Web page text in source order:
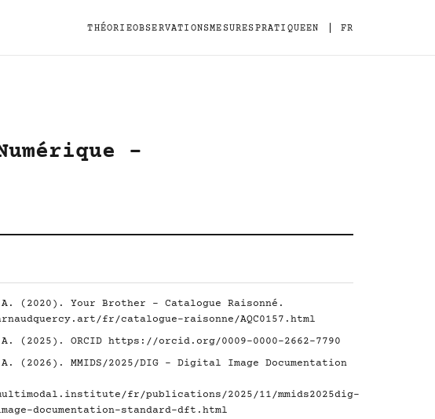
THÉORIEOBSERVATIONSMESURESPRATIQUEEN FR
-
(2020). Your Brother - Catalogue Raisonné.
fr/catalogue-raisonne/AQC0157.html
(2025). ORCID https://orcid.org/0009-0000-2662-7790
(2026). MMIDS/2025/DIG - Digital Image Documentation
fr/publications/2025/11/mmids2025dig-
documentation-standard-dft.html